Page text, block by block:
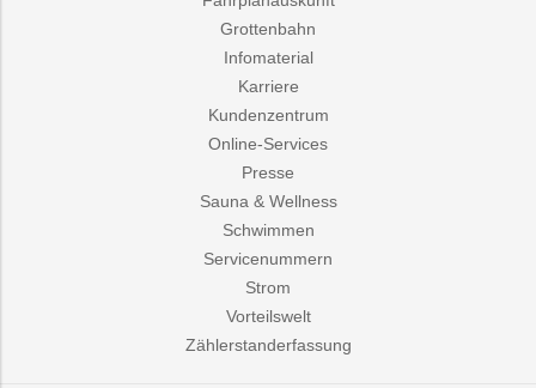
Grottenbahn
Infomaterial
Karriere
Kundenzentrum
Online-Services
Presse
Sauna & Wellness
Schwimmen
Servicenummern
Strom
Vorteilswelt
Zählerstanderfassung